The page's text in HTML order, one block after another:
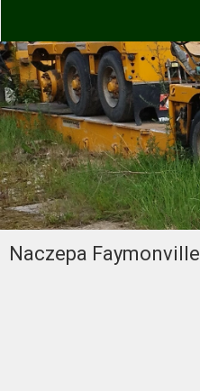
Naczepa Faymonville